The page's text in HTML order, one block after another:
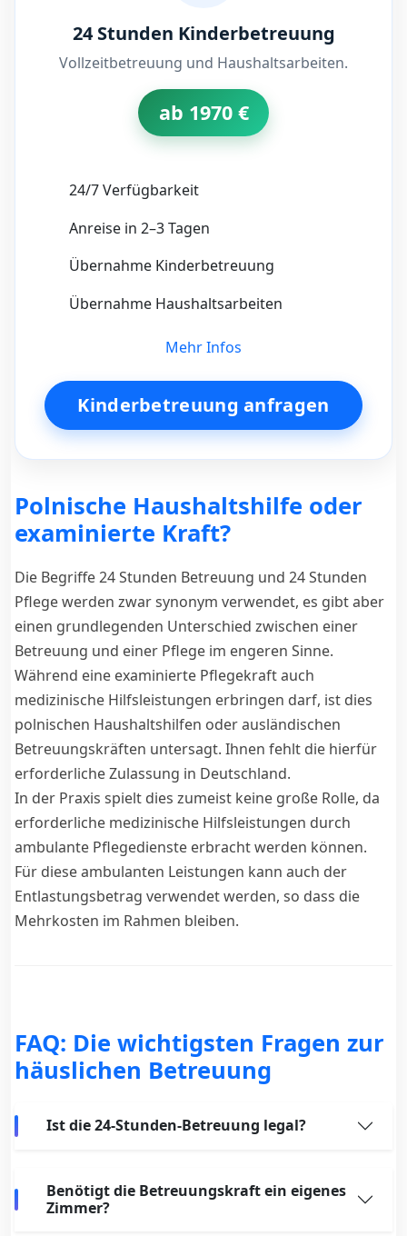
24 Stunden Kinderbetreuung
Vollzeitbetreuung und Haushaltsarbeiten.
ab 1970 €
24/7 Verfügbarkeit
Anreise in 2–3 Tagen
Übernahme Kinderbetreuung
Übernahme Haushaltsarbeiten
Mehr Infos
Kinderbetreuung anfragen
Polnische Haushaltshilfe oder
examinierte Kraft?
Die Begriffe 24 Stunden Betreuung und 24 Stunden
Pflege werden zwar synonym verwendet, es gibt aber
einen grundlegenden Unterschied zwischen einer
Betreuung und einer Pflege im engeren Sinne.
Während eine examinierte Pflegekraft auch
medizinische Hilfsleistungen erbringen darf, ist dies
polnischen Haushaltshilfen oder ausländischen
Betreuungskräften untersagt. Ihnen fehlt die hierfür
erforderliche Zulassung in Deutschland.
In der Praxis spielt dies zumeist keine große Rolle, da
erforderliche medizinische Hilfsleistungen durch
ambulante Pflegedienste erbracht werden können.
Für diese ambulanten Leistungen kann auch der
Entlastungsbetrag verwendet werden, so dass die
Mehrkosten im Rahmen bleiben.
FAQ: Die wichtigsten Fragen zur
häuslichen Betreuung
Ist die 24-Stunden-Betreuung legal?
Benötigt die Betreuungskraft ein eigenes
Zimmer?